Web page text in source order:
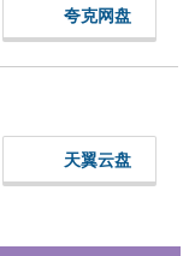
夸克网盘
天翼云盘